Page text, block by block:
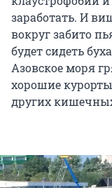
заработать. И
вокруг забито
будет сидеть
Азовское моря
хорошие
других